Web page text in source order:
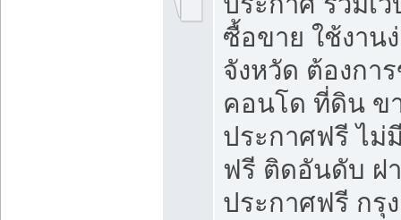
ซื้อขาย ใช้งาน
จังหวัด ต้องกา
คอนโด ที่ดิน ข
ประกาศฟรี ไม่
ฟรี ติดอันดับ ฝ
ประกาศฟรี กรุ